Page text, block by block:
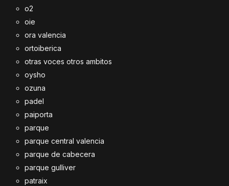
o2
oie
ora valencia
ortoiberica
otras voces otros ambitos
oysho
ozuna
padel
paiporta
parque
parque central valencia
parque de cabecera
parque gulliver
patraix